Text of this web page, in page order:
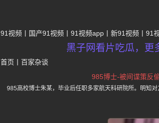
91视频 国产91视频 91视频app 新91视频 91
黑子网看片吃瓜，更
首页 百家杂谈
985博士-被间谍策反
985高校博士朱某，毕业后任职多家航天科研院所。明知